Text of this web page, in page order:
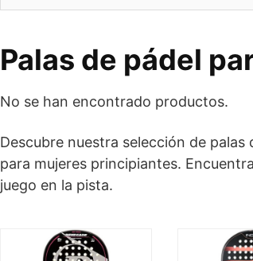
Palas de pádel
No se han encontrado productos.
Descubre nuestra selección de
para mujeres principiantes.
juego en la pista.